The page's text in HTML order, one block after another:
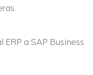
ERP a SAP Business